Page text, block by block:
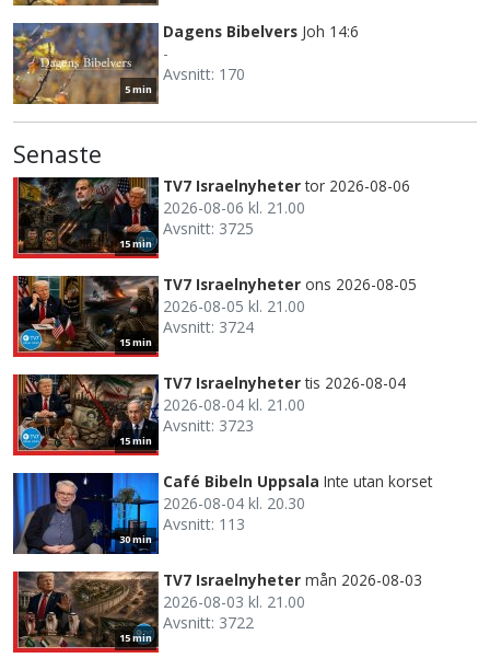
5 min
Dagens Bibelvers Joh 14:6
-
Avsnitt: 170
Senaste
15 min
TV7 Israelnyheter tor 2026-08-06
2026-08-06 kl. 21.00
Avsnitt: 3725
15 min
TV7 Israelnyheter ons 2026-08-05
2026-08-05 kl. 21.00
Avsnitt: 3724
15 min
TV7 Israelnyheter tis 2026-08-04
2026-08-04 kl. 21.00
Avsnitt: 3723
30 min
Café Bibeln Uppsala Inte utan korset
2026-08-04 kl. 20.30
Avsnitt: 113
15 min
TV7 Israelnyheter mån 2026-08-03
2026-08-03 kl. 21.00
Avsnitt: 3722